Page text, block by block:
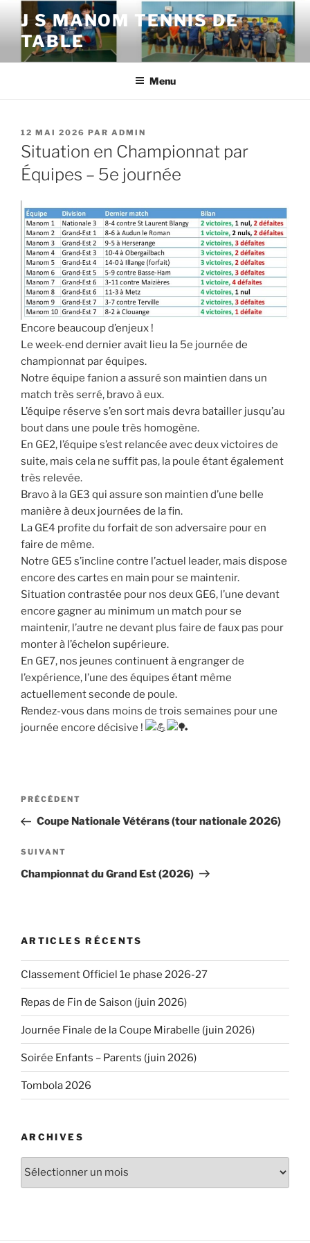
contenu
principal
J S MANOM TENNIS DE
TABLE
Menu
PUBLIÉ
LE
12 MAI 2026 PAR ADMIN
Situation en Championnat par
Équipes – 5e journée
Encore beaucoup d’enjeux !
Le week-end dernier avait lieu la 5e journée de
championnat par équipes.
Notre équipe fanion a assuré son maintien dans un
match très serré, bravo à eux.
L’équipe réserve s’en sort mais devra batailler jusqu’au
bout dans une poule très homogène.
En GE2, l’équipe s’est relancée avec deux victoires de
suite, mais cela ne suffit pas, la poule étant également
très relevée.
Bravo à la GE3 qui assure son maintien d’une belle
manière à deux journées de la fin.
La GE4 profite du forfait de son adversaire pour en
faire de même.
Notre GE5 s’incline contre l’actuel leader, mais dispose
encore des cartes en main pour se maintenir.
Situation contrastée pour nos deux GE6, l’une devant
encore gagner au minimum un match pour se
maintenir, l’autre ne devant plus faire de faux pas pour
monter à l’échelon supérieure.
En GE7, nos jeunes continuent à engranger de
l’expérience, l’une des équipes étant même
actuellement seconde de poule.
Rendez-vous dans moins de trois semaines pour une
journée encore décisive !
Navigation
l’article
Article
précédent
PRÉCÉDENT
Coupe Nationale Vétérans (tour nationale 2026)
Article
suivant
SUIVANT
Championnat du Grand Est (2026)
ARTICLES RÉCENTS
Classement Officiel 1e phase 2026-27
Repas de Fin de Saison (juin 2026)
Journée Finale de la Coupe Mirabelle (juin 2026)
Soirée Enfants – Parents (juin 2026)
Tombola 2026
ARCHIVES
Archives